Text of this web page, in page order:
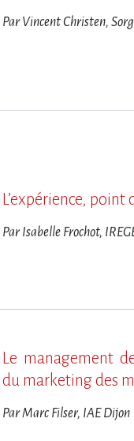
Par Vincent Christen,
L​‌’expérience, point
Par Isabelle Frochot,
Le management
du marketing des
Par Marc Filser, IAE Dijon